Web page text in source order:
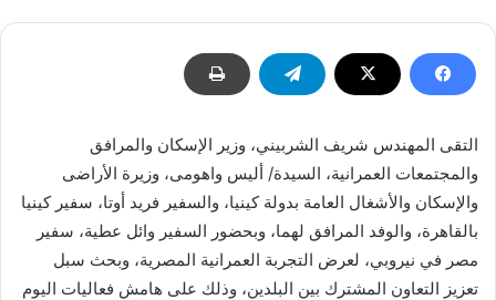
التقى المهندس شريف الشربيني، وزير الإسكان والمرافق
والمجتمعات العمرانية، السيدة/ أليس واهومى، وزيرة الأراضى
والإسكان والأشغال العامة بدولة كينيا، والسفير فريد أوتا، سفير كينيا
بالقاهرة، والوفد المرافق لهما، وبحضور السفير وائل عطية، سفير
مصر في نيروبي، لعرض التجربة العمرانية المصرية، وبحث سبل
تعزيز التعاون المشترك بين البلدين، وذلك على هامش فعاليات اليوم